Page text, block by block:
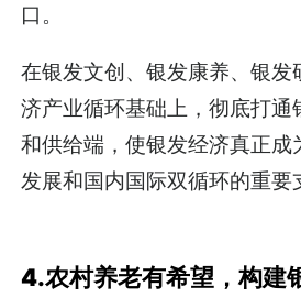
口。
在银发文创、银发康养、银发
济产业循环基础上，彻底打通
和供给端，使银发经济真正成
发展和国内国际双循环的重要
4.农村养老有希望，构建